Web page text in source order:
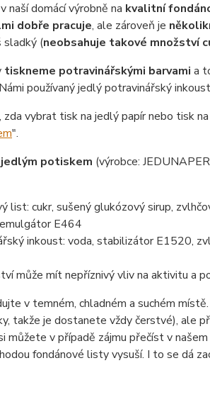
naší domácí výrobně na kvalitní
dobře pracuje, ale zároveň je
sladký (neobsahuje takové množství
tiskneme potravinářskými barvami a
používaný jedlý potravinářský
zda vybrat tisk na jedlý papír nebo tisk
".
potiskem (výrobce:
list: cukr, sušený glukózový sirup,
E464
inkoust: voda, stabilizátor E1520,
může mít nepříznivý vliv na aktivitu a
v temném, chladném a suchém
takže je dostanete vždy čerstvé), ale
můžete v případě zájmu přečíst v
fondánové listy vysuší. I to se dá